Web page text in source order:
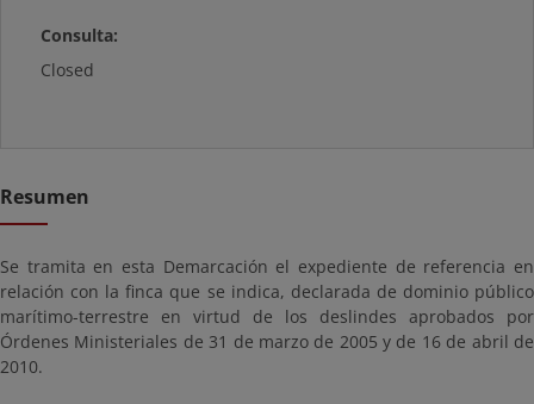
Consulta:
Closed
Resumen
Se tramita en esta Demarcación el expediente de referencia en
relación con la finca que se indica, declarada de dominio público
marítimo-terrestre en virtud de los deslindes aprobados por
Órdenes Ministeriales de 31 de marzo de 2005 y de 16 de abril de
2010.